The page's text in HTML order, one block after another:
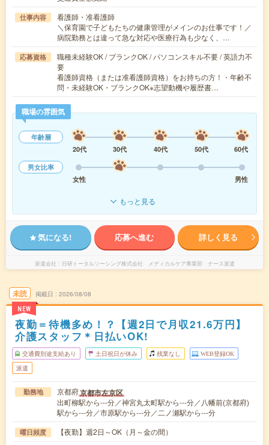
仕事内容
看護師・准看護師
＼保育園で子どもたちの健康管理がメインのお仕事です！／
病院勤務とは違って急な対応や医療行為も少なく、…
応募資格
職種未経験OK / ブランクOK / パソコンスキル不要 / 英語力不
要
看護師資格（または准看護師資格）をお持ちの方！・年齢不
問・未経験OK・ブランクOK※志望動機や履歴書…
職場の雰囲気
年齢層
20代
30代 40代 50代
60代
男女比率
女性
男性
もっと見る
気になる! 応募へ進む 詳しく見る
派遣会社 日研トータルソーシング株式会社 メディカルケア事業部 ナース派遣
未読
NEW
掲載日 2026/08/08
夜勤＝待機多め！？【週2日で月収21.6万円】
介護スタッフ＊日払いOK!
交通費別途支給あり 土日祝日が休み 残業なし WEB登録OK
派遣
勤務地 京都府京都市左京区
出町柳駅から---分／神宮丸太町駅から---分／八幡前(京都府)
駅から---分／市原駅から---分／二ノ瀬駅から---分
曜日頻度 【夜勤】週2日～OK（月～金の間）